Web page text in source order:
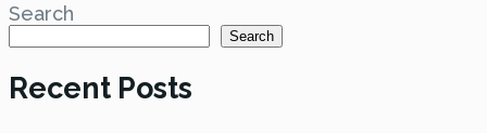
Search
Search
Recent Posts